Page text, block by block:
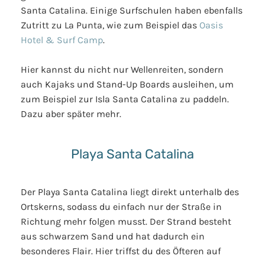
Santa Catalina. Einige Surfschulen haben ebenfalls
Zutritt zu La Punta, wie zum Beispiel das Oasis
Hotel & Surf Camp.
Hier kannst du nicht nur Wellenreiten, sondern
auch Kajaks und Stand-Up Boards ausleihen, um
zum Beispiel zur Isla Santa Catalina zu paddeln.
Dazu aber später mehr.
Playa Santa Catalina
Der Playa Santa Catalina liegt direkt unterhalb des
Ortskerns, sodass du einfach nur der Straße in
Richtung mehr folgen musst. Der Strand besteht
aus schwarzem Sand und hat dadurch ein
besonderes Flair. Hier triffst du des Öfteren auf